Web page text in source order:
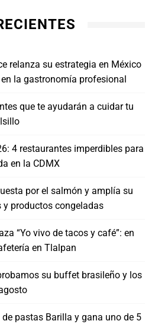
relanza su estrategia en México
la gastronomía profesional
que te ayudarán a cuidar tu
4 restaurantes imperdibles para
en la CDMX
por el salmón y amplía su
productos congeladas
“Yo vivo de tacos y café”: en
en Tlalpan
su buffet brasileño y los
de pastas Barilla y gana uno de 5